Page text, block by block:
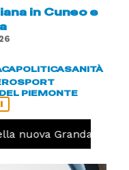
in Cuneo e
POLITICASANITÀ
SPORT
PIEMONTE
Granda Volley